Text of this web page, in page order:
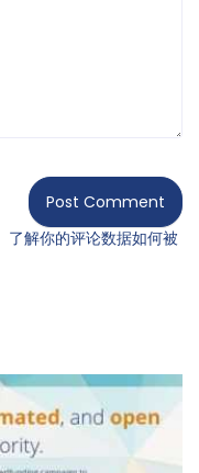
了解你的评论数据如何被